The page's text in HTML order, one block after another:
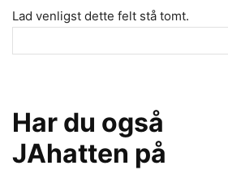
Lad venligst dette felt stå tomt.
Har du også
JAhatten på